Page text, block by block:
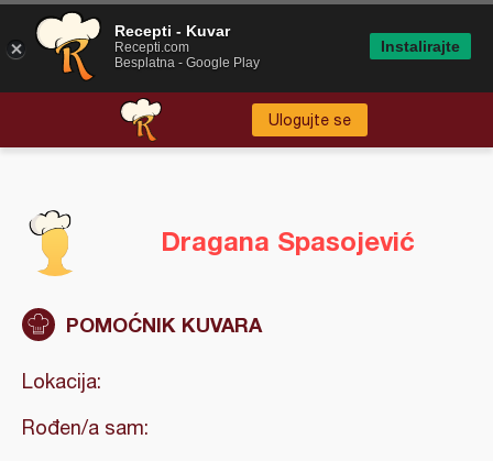
Ulogujte se
Dragana Spasojević
POMOĆNIK KUVARA
Lokacija:
Rođen/a sam:
Recepti - Kuvar
Recepti.com
Besplatna - Google Play
Instalirajte